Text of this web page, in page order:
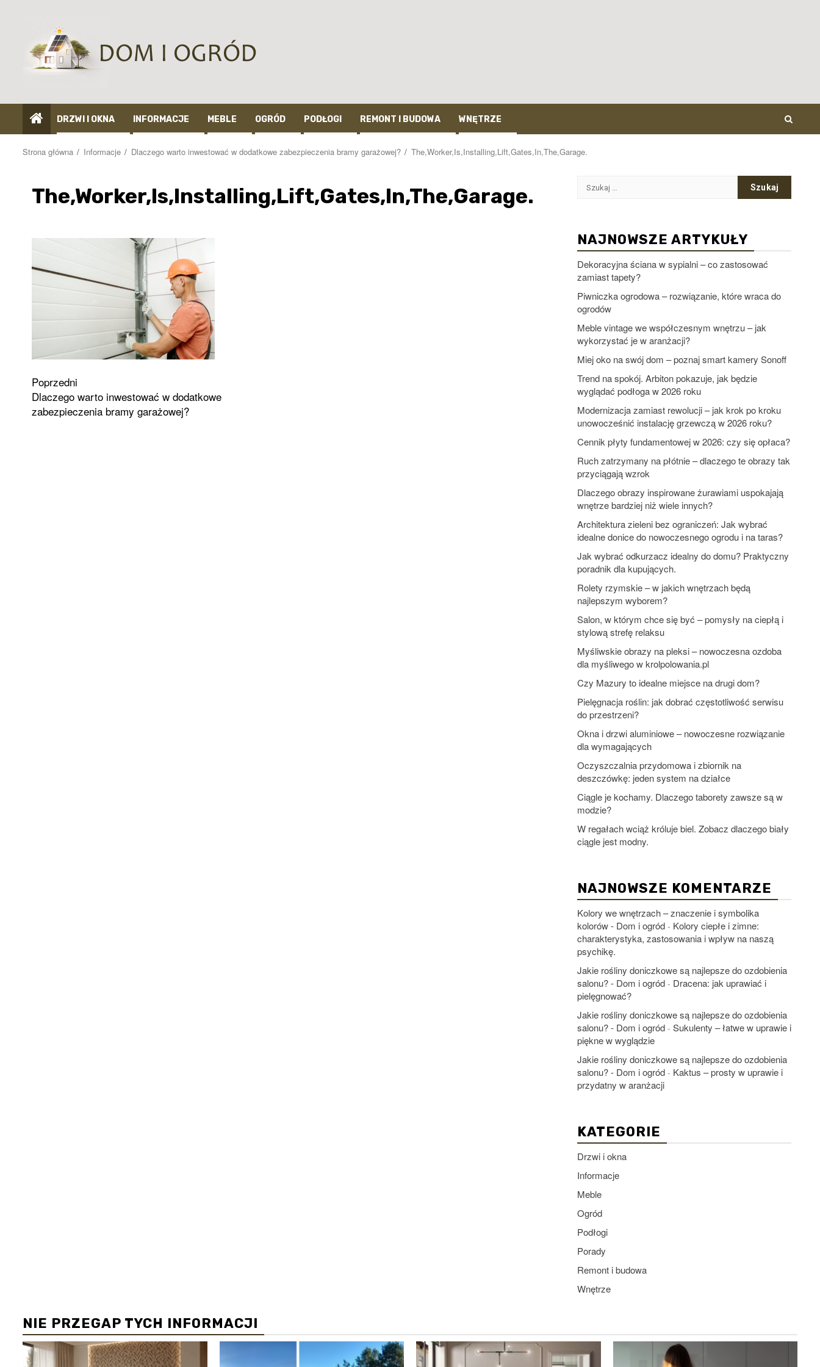
DRZWI I OKNA INFORMACJE MEBLE OGRÓD PODŁOGI REMONT I BUDOWA WNĘTRZE
Strona główna Informacje Dlaczego warto inwestować w dodatkowe zabezpieczenia bramy garażowej? The,Worker,Is,Installing,Lift,Gates,In,The,Garage.
The,Worker,Is,Installing,Lift,Gates,In,The,Garage.
Zobacz
wpisy
Poprzedni
Dlaczego warto inwestować w dodatkowe
zabezpieczenia bramy garażowej?
Szukaj:
NAJNOWSZE ARTYKUŁY
Dekoracyjna ściana w sypialni – co zastosować
zamiast tapety?
Piwniczka ogrodowa – rozwiązanie, które wraca do
ogrodów
Meble vintage we współczesnym wnętrzu – jak
wykorzystać je w aranżacji?
Miej oko na swój dom – poznaj smart kamery Sonoff
Trend na spokój. Arbiton pokazuje, jak będzie
wyglądać podłoga w 2026 roku
Modernizacja zamiast rewolucji – jak krok po kroku
unowocześnić instalację grzewczą w 2026 roku?
Cennik płyty fundamentowej w 2026: czy się opłaca?
Ruch zatrzymany na płótnie – dlaczego te obrazy tak
przyciągają wzrok
Dlaczego obrazy inspirowane żurawiami uspokajają
wnętrze bardziej niż wiele innych?
Architektura zieleni bez ograniczeń: Jak wybrać
idealne donice do nowoczesnego ogrodu i na taras?
Jak wybrać odkurzacz idealny do domu? Praktyczny
poradnik dla kupujących.
Rolety rzymskie – w jakich wnętrzach będą
najlepszym wyborem?
Salon, w którym chce się być – pomysły na ciepłą i
stylową strefę relaksu
Myśliwskie obrazy na pleksi – nowoczesna ozdoba
dla myśliwego w krolpolowania.pl
Czy Mazury to idealne miejsce na drugi dom?
Pielęgnacja roślin: jak dobrać częstotliwość serwisu
do przestrzeni?
Okna i drzwi aluminiowe – nowoczesne rozwiązanie
dla wymagających
Oczyszczalnia przydomowa i zbiornik na
deszczówkę: jeden system na działce
Ciągle je kochamy. Dlaczego taborety zawsze są w
modzie?
W regałach wciąż króluje biel. Zobacz dlaczego biały
ciągle jest modny.
NAJNOWSZE KOMENTARZE
Kolory we wnętrzach – znaczenie i symbolika
kolorów - Dom i ogród - Kolory ciepłe i zimne:
charakterystyka, zastosowania i wpływ na naszą
psychikę.
Jakie rośliny doniczkowe są najlepsze do ozdobienia
salonu? - Dom i ogród - Dracena: jak uprawiać i
pielęgnować?
Jakie rośliny doniczkowe są najlepsze do ozdobienia
salonu? - Dom i ogród - Sukulenty – łatwe w uprawie i
piękne w wyglądzie
Jakie rośliny doniczkowe są najlepsze do ozdobienia
salonu? - Dom i ogród - Kaktus – prosty w uprawie i
przydatny w aranżacji
KATEGORIE
Drzwi i okna
Informacje
Meble
Ogród
Podłogi
Porady
Remont i budowa
Wnętrze
NIE PRZEGAP TYCH INFORMACJI